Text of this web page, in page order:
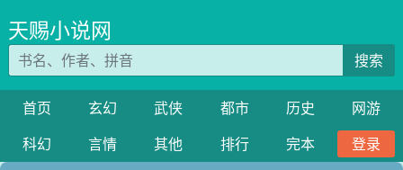
天赐小说网
搜索
首页 玄幻 武侠 都市 历史
网游
科幻
言情 其他 排行 完本
登录